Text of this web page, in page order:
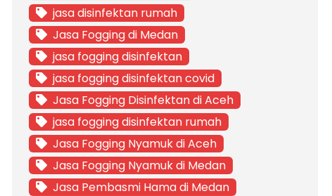
jasa disinfektan rumah
Jasa Fogging di Medan
jasa fogging disinfektan
jasa fogging disinfektan covid
Jasa Fogging Disinfektan di Aceh
jasa fogging disinfektan rumah
Jasa Fogging Nyamuk di Aceh
Jasa Fogging Nyamuk di Medan
Jasa Pembasmi Hama di Medan